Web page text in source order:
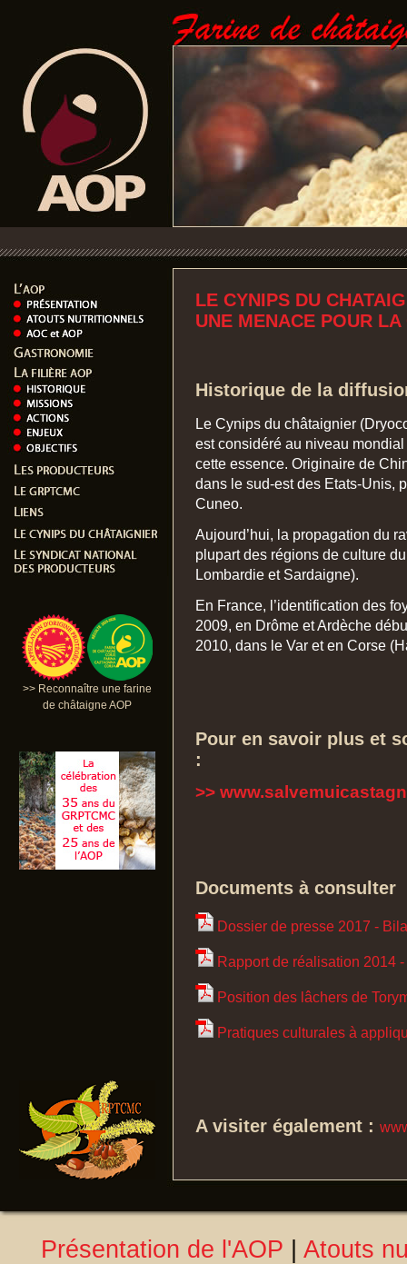
>> Reconnaître une farine
de châtaigne AOP
LE CYNIPS DU
UNE MENACE POUR
Historique de la
Le Cynips du châtaignier
est considéré au niveau
cette essence. Originaire de
dans le sud-est des Etats-Unis,
Cuneo.
Aujourd’hui, la propagation du
plupart des régions de culture
Lombardie et Sardaigne).
En France, l’identification des
2009, en Drôme et Ardèche
2010, dans le Var et en Corse
Pour en savoir plus et
:
>>
Documents à consulter
Dossier de presse 2017 -
Rapport de réalisation 2014
Position des lâchers de
Pratiques culturales à
A visiter également :
Présentation de l'AOP
Atouts